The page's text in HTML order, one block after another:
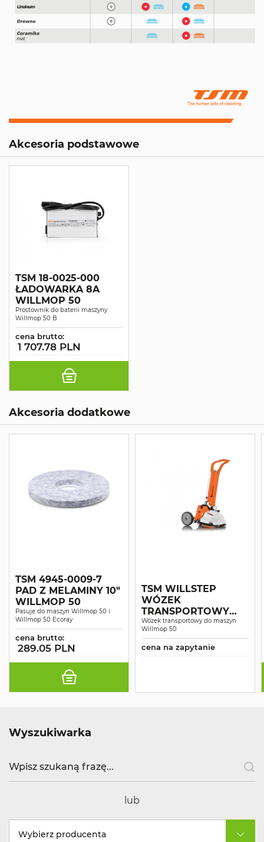
Akcesoria podstawowe
TSM 18-0025-000
ŁADOWARKA 8A
WILLMOP 50
Prostownik do baterii maszyny
Willmop 50 B
cena brutto:
1 707.78 PLN
Akcesoria dodatkowe
TSM 4945-0009-7
PAD Z MELAMINY 10"
WILLMOP 50
Pasuje do maszyn Willmop 50 i
Willmop 50 Ecoray
cena brutto:
289.05 PLN
TSM WILLSTEP
WÓZEK
TRANSPORTOWY
WILLMOP 50
Wózek transportowy do maszyn
Willmop 50
cena na zapytanie
Wyszukiwarka
lub
Wybierz producenta